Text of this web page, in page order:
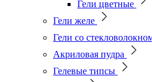
Гели цветные
Гели желе
Гели со
Акриловая пудра
Гелевые типсы